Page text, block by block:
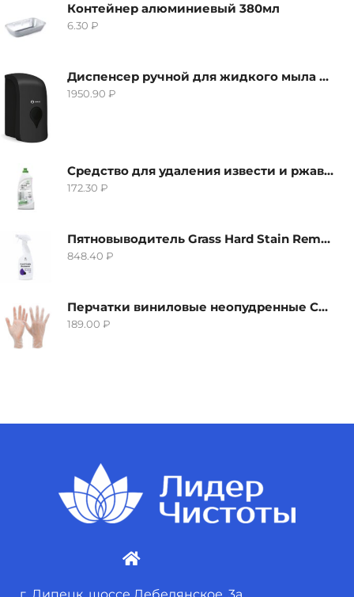
Контейнер алюминиевый 380мл
6.30 ₽
Диспенсер ручной для жидкого мыла Grass IT-0638, черный
1950.90 ₽
Средство для удаления извести и ржавчины Grass Gloss-Gel, 500мл
172.30 ₽
Пятновыводитель Grass Hard Stain Remover, 600мл
848.40 ₽
Перчатки виниловые неопудренные CTP-BS, размер S
189.00 ₽